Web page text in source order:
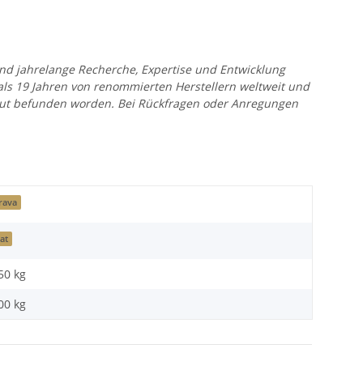
jahrelange Recherche, Expertise und Entwicklung
19 Jahren von renommierten Herstellern weltweit und
befunden worden. Bei Rückfragen oder Anregungen
kg
kg